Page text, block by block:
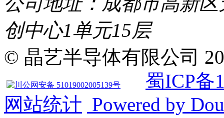
创中心1单元15层
© 晶艺半导体有限公司
川公网安备 51019002005139号
蜀ICP备
网站统计 Powered by